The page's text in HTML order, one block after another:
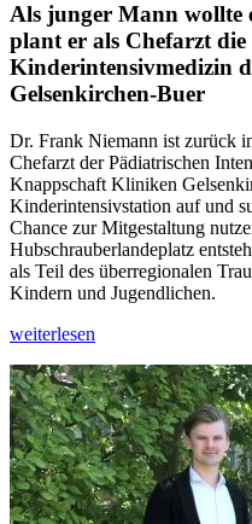
Als junger Mann wollte
plant er als Chefarzt
Kinderintensivmedizin
Gelsenkirchen-Buer
Dr. Frank Niemann ist zurück
Chefarzt der Pädiatrischen
Knappschaft Kliniken
Kinderintensivstation auf und
Chance zur Mitgestaltung
Hubschrauberlandeplatz
als Teil des überregionalen
Kindern und Jugendlichen.
weiterlesen